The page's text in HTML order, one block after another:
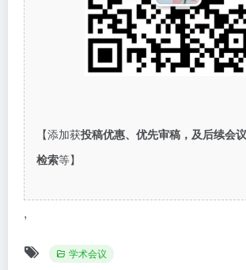
【添加获投稿优惠、优先审稿，及后续会
检索等】
,
学术会议